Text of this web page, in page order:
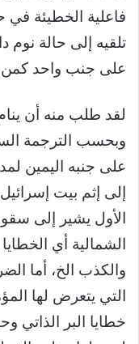
فاعلية الخطيئة في
تلقيه إلى حالة نوم
على جنب واحد كمن
لقد طلب منه أن
وبحسب الترجمة
على جنبه اليمين
إلى إثم بيت
الأول يشير إلى
الشمالية أي
والكذب الخ، أما
التي يتعرض لها
خطايا البر الذاتي